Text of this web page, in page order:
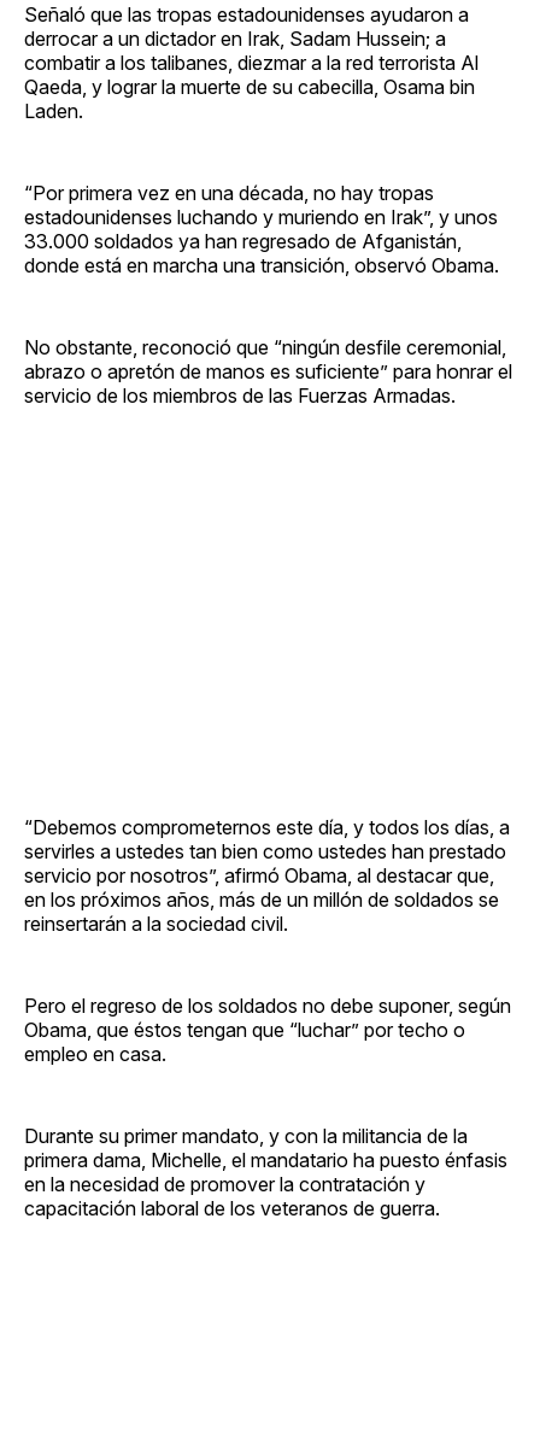
Señaló que las tropas estadounidenses ayudaron a
derrocar a un dictador en Irak, Sadam Hussein; a
combatir a los talibanes, diezmar a la red terrorista Al
Qaeda, y lograr la muerte de su cabecilla, Osama bin
Laden.
“Por primera vez en una década, no hay tropas
estadounidenses luchando y muriendo en Irak”, y unos
33.000 soldados ya han regresado de Afganistán,
donde está en marcha una transición, observó Obama.
No obstante, reconoció que “ningún desfile ceremonial,
abrazo o apretón de manos es suficiente” para honrar el
servicio de los miembros de las Fuerzas Armadas.
“Debemos comprometernos este día, y todos los días, a
servirles a ustedes tan bien como ustedes han prestado
servicio por nosotros”, afirmó Obama, al destacar que,
en los próximos años, más de un millón de soldados se
reinsertarán a la sociedad civil.
Pero el regreso de los soldados no debe suponer, según
Obama, que éstos tengan que “luchar” por techo o
empleo en casa.
Durante su primer mandato, y con la militancia de la
primera dama, Michelle, el mandatario ha puesto énfasis
en la necesidad de promover la contratación y
capacitación laboral de los veteranos de guerra.